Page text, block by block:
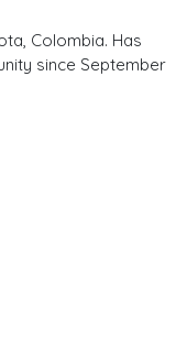
Colombia. Has
since September